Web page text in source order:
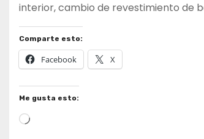
interior, cambio de revestimiento de
Comparte esto:
Facebook X
Me gusta esto:
Cargando...